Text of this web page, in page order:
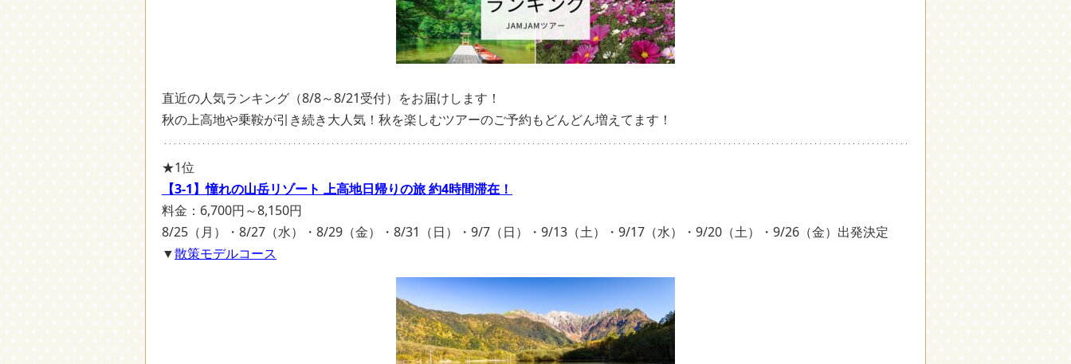
直近の人気ランキング（8/8～8/21受付）をお届けします！
秋の上高地や乗鞍が引き続き大人気！秋を楽しむツアーのご予約もどんどん増えてます！
★1位
【3-1】憧れの山岳リゾート 上高地日帰りの旅 約4時間滞在！
料金：6,700円～8,150円
8/25（月）・8/27（水）・8/29（金）・8/31（日）・9/7（日）・9/13（土）・9/17（水）・9/20（土）・9/26（金）出発決定
▼散策モデルコース